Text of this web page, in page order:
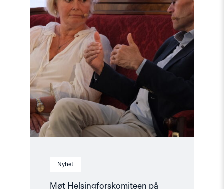
Nyhet
Møt Helsingforskomiteen på